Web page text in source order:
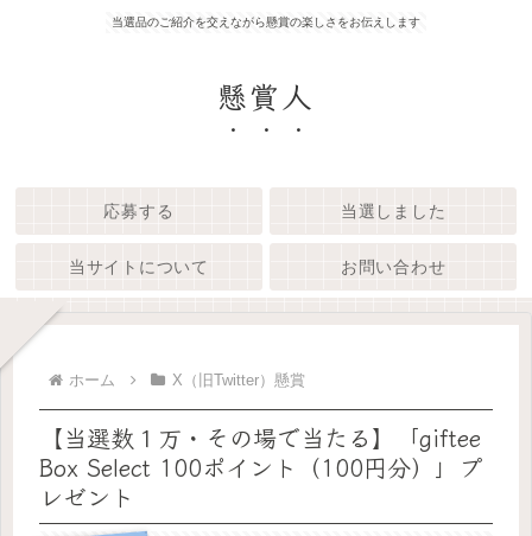
当選品のご紹介を交えながら懸賞の楽しさをお伝えします
懸賞人
応募する 当選しました
当サイトについて お問い合わせ
ホーム X（旧Twitter）懸賞
【当選数１万・その場で当たる】「giftee
Box Select 100ポイント（100円分）」プ
レゼント